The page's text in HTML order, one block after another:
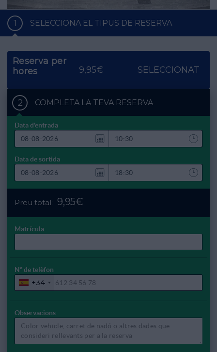
1 SELECCIONA EL TIPUS DE RESERVA
Reserva per
hores
9,95€ SELECCIONAT
2 COMPLETA LA TEVA RESERVA
Data d'entrada
Data de sortida
Preu total: 9,95€
Matrícula
Nº de telèfon
+34
Observacions